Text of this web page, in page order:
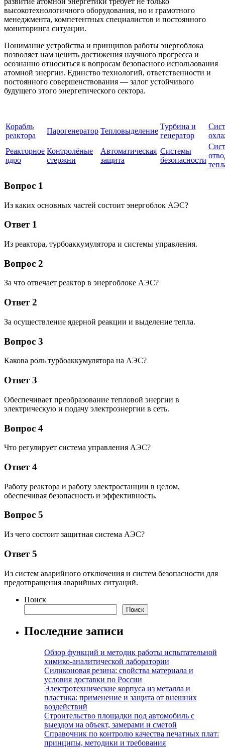
высокотехнологичного оборудования, но и грамотного
менеджмента, компетентных специалистов и постоянного
мониторинга ситуации.
Понимание устройства и принципов работы энергоблока
позволяет нам ценить достижения научного прогресса и
осознанно относиться к вопросам безопасного использования
атомной энергии. Единство технологий, ответственности и
постоянного совершенствования — залог устойчивого
будущего этого энергетического сектора.
Корабль
реактора
Парогенератор Тепловыделение
Турбина и
генератор
Реакторное
ядро
Контролёные
стержни
Автоматическая
защита
Системы
безопасности
Вопрос 1
Из каких основных частей состоит энергоблок АЭС?
Ответ 1
Из реактора, турбоаккумулятора и системы управления.
Вопрос 2
За что отвечает реактор в энергоблоке АЭС?
Ответ 2
За осуществление ядерной реакции и выделение тепла.
Вопрос 3
Какова роль турбоаккумулятора на АЭС?
Ответ 3
Обеспечивает преобразование тепловой энергии в
электрическую и подачу электроэнергии в сеть.
Вопрос 4
Что регулирует система управления АЭС?
Ответ 4
Работу реактора и работу электростанции в целом,
обеспечивая безопасность и эффективность.
Вопрос 5
Из чего состоит защитная система АЭС?
Ответ 5
Из систем аварийного отключения и систем безопасности для
предотвращения аварийных ситуаций.
Поиск
Поиск
Последние записи
Обзор функций и методик работы испытательной
химико-аналитической лаборатории
Силиконовая резина: свойства материала и
условия доставки по России
Электротехнические корпуса из металла и
пластика: применение и защита от внешних
воздействий
Строительство площадки под автомобиль с
выездом на объект, замерами и сметой
Справочник по контролю качества печатных плат:
принципы, методики и требования